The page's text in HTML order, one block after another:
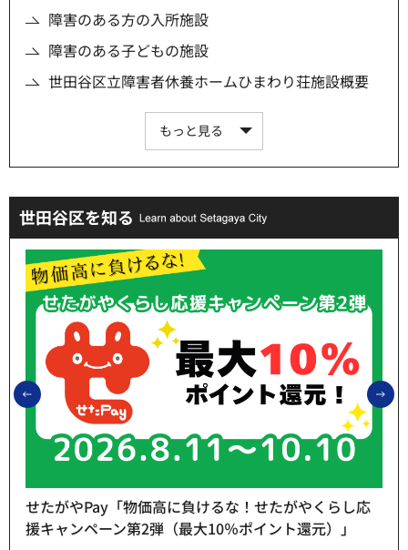
障害のある方の入所施設
障害のある子どもの施設
世田谷区立障害者休養ホームひまわり荘施設概要
もっと見る
世田谷区を知る
前のスライドを表示
せたがやPay「物価高に負けるな！せたがやくらし応
援キャンペーン第2弾（最大10％ポイント還元）」